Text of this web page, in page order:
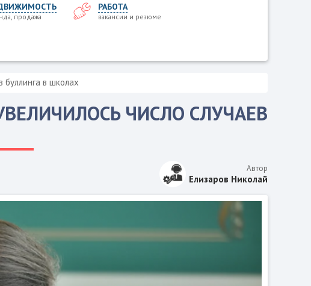
продажа
РАБОТА
вакансии и резюме
буллинга в школax
ЧИСЛО СЛУЧАЕВ
Автор
Елизаров Николай